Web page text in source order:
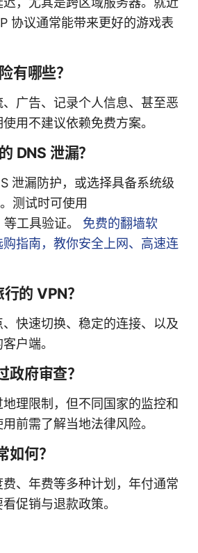
协议通常能带来更好的游戏表
有哪些？
广告、记录个人信息、甚至恶
用不建议依赖免费方案。
DNS 泄漏？
泄漏防护，或选择具备系统级
测试时可使用
工具验证。 免费的翻墙软
指南，教你安全上网、高速连
的 VPN？
快速切换、稳定的连接、以及
户端。
政府审查？
理限制，但不同国家的监控和
前需了解当地法律风险。
如何？
、年费等多种计划，年付通常
促销与退款政策。